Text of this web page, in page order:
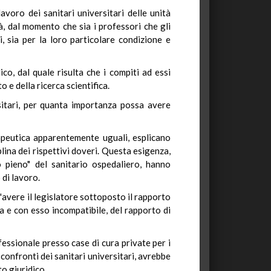
dei sanitari universitari delle unità
dal momento che sia i professori che gli
sia per la loro particolare condizione e
dal quale risulta che i compiti ad essi
e della ricerca scientifica.
per quanta importanza possa avere
apparentemente uguali, esplicano
dei rispettivi doveri. Questa esigenza,
del sanitario ospedaliero, hanno
di lavoro.
il legislatore sottoposto il rapporto
con esso incompatibile, del rapporto di
presso case di cura private per i
dei sanitari universitari, avrebbe